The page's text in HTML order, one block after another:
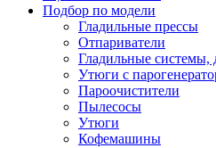
Подбор по модели
Гладильные прессы
Отпариватели
Гладильные системы,
Утюги с
Пароочистители
Пылесосы
Утюги
Кофемашины